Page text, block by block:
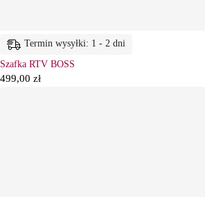
Termin wysyłki: 1 - 2 dni
Szafka RTV BOSS
499,00 zł